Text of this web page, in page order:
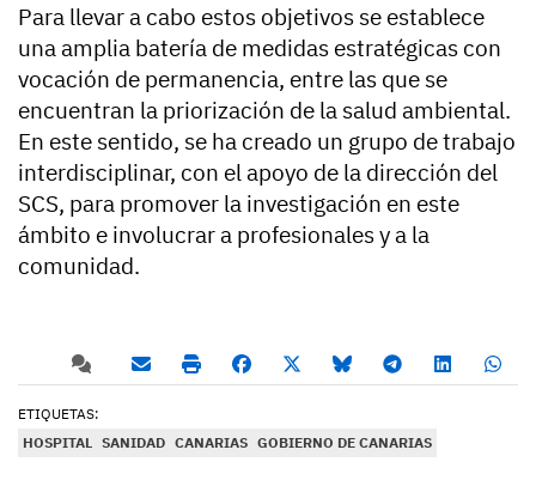
Para llevar a cabo estos objetivos se establece
una amplia batería de medidas estratégicas con
vocación de permanencia, entre las que se
encuentran la priorización de la salud ambiental.
En este sentido, se ha creado un grupo de trabajo
interdisciplinar, con el apoyo de la dirección del
SCS, para promover la investigación en este
ámbito e involucrar a profesionales y a la
comunidad.
ETIQUETAS:
HOSPITAL
SANIDAD CANARIAS GOBIERNO DE CANARIAS